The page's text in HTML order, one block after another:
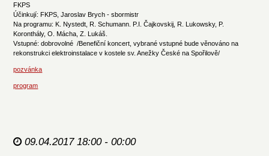
FKPS
Účinkují: FKPS, Jaroslav Brych - sbormistr
Na programu: K. Nystedt, R. Schumann. P.I. Čajkovskij, R. Lukowsky, P.
Koronthály, O. Mácha, Z. Lukáš.
Vstupné: dobrovolné /Benefiční koncert, vybrané vstupné bude věnováno na
rekonstrukci elektroinstalace v kostele sv. Anežky České na Spořilově/
pozvánka
program
09.04.2017 18:00 - 00:00